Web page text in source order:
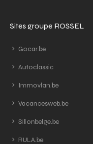
Sites groupe ROSSEL
Gocar.be
Autoclassic
Immovlan.be
Vacancesweb.be
Sillonbelge.be
RULA.be